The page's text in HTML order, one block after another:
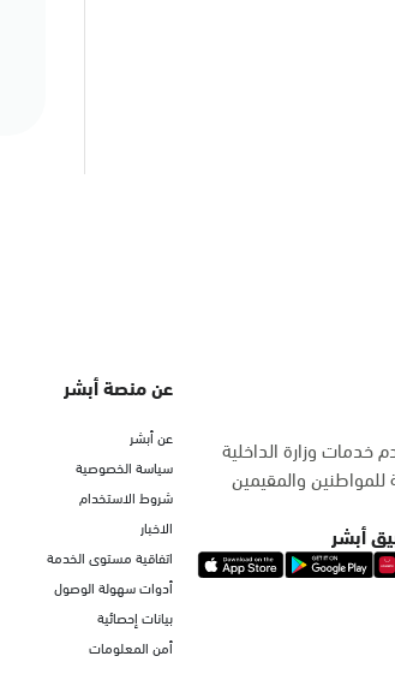
خدمات وزارة الداخلية
للمواطنين والمقيمين
أبشر
عن منصة أبشر
عن أبشر
سياسة الخصوصية
شروط الاستخدام
الاخبار
اتفاقية مستوى الخدمة
أدوات سهولة الوصول
بيانات إحصائية
أمن المعلومات